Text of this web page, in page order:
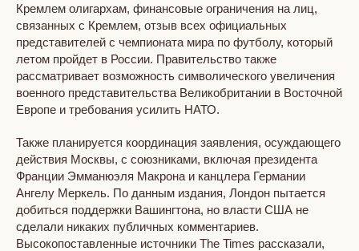
Кремлем олигархам, финансовые ограничения на лиц,
связанных с Кремлем, отзыв всех официальных
представителей с чемпионата мира по футболу, который
летом пройдет в России. Правительство также
рассматривает возможность символического увеличения
военного представительства Великобритании в Восточной
Европе и требования усилить НАТО.
Также планируется координация заявления, осуждающего
действия Москвы, с союзниками, включая президента
Франции Эмманюэля Макрона и канцлера Германии
Ангелу Меркель. По данным издания, Лондон пытается
добиться поддержки Вашингтона, но власти США не
сделали никаких публичных комментариев.
Высокопоставленные источники The Times рассказали,